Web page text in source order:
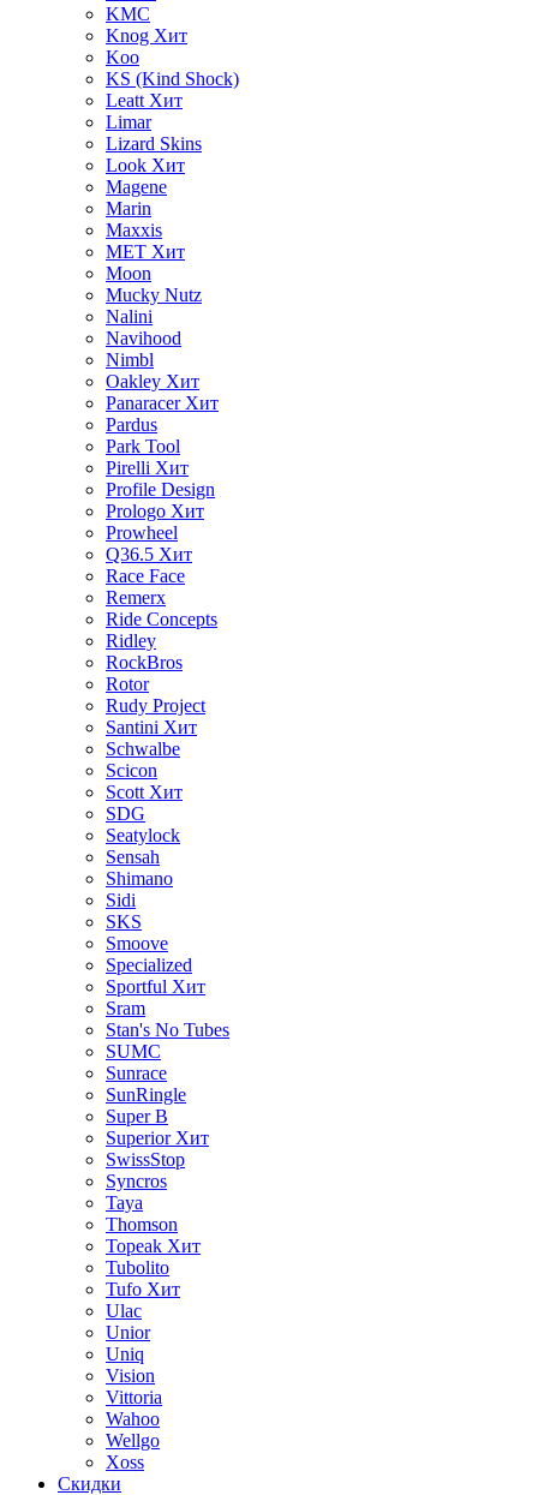
KMC
Knog Хит
Koo
KS (Kind Shock)
Leatt Хит
Limar
Lizard Skins
Look Хит
Magene
Marin
Maxxis
MET Хит
Moon
Mucky Nutz
Nalini
Navihood
Nimbl
Oakley Хит
Panaracer Хит
Pardus
Park Tool
Pirelli Хит
Profile Design
Prologo Хит
Prowheel
Q36.5 Хит
Race Face
Remerx
Ride Concepts
Ridley
RockBros
Rotor
Rudy Project
Santini Хит
Schwalbe
Scicon
Scott Хит
SDG
Seatylock
Sensah
Shimano
Sidi
SKS
Smoove
Specialized
Sportful Хит
Sram
Stan's No Tubes
SUMC
Sunrace
SunRingle
Super B
Superior Хит
SwissStop
Syncros
Taya
Thomson
Topeak Хит
Tubolito
Tufo Хит
Ulac
Unior
Uniq
Vision
Vittoria
Wahoo
Wellgo
Xoss
Скидки